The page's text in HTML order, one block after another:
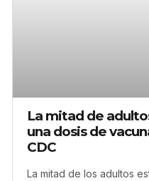
La mitad de
una dosis de
CDC
La mitad de los adultos